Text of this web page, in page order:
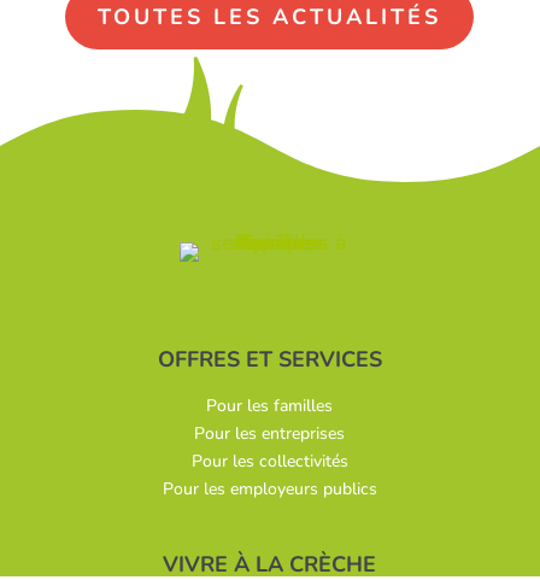
TOUTES LES ACTUALITÉS
OFFRES ET SERVICES
Pour les familles
Pour les entreprises
Pour les collectivités
Pour les employeurs publics
VIVRE À LA CRÈCHE